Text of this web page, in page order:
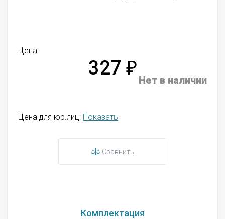
Цена
327 ₽
Нет в наличии
Цена для юр.лиц: Показать
Сравнить
Комплектация